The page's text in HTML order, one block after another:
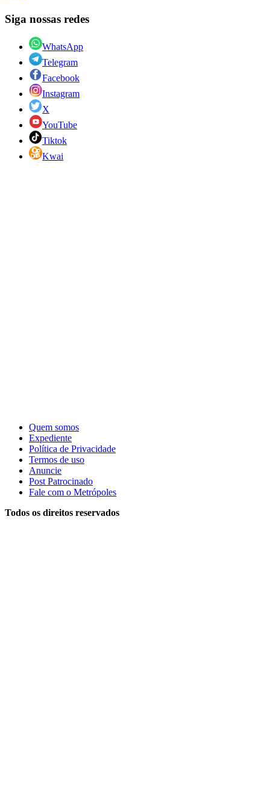
Siga nossas redes
WhatsApp
Telegram
Facebook
Instagram
X
YouTube
Tiktok
Kwai
Quem somos
Expediente
Política de Privacidade
Termos de uso
Anuncie
Post Patrocinado
Fale com o Metrópoles
Todos os direitos reservados